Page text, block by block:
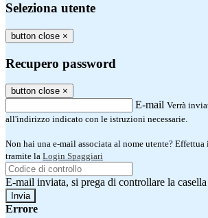
Seleziona utente
button close ×
Recupero password
button close ×
E-mail Verrà
all'indirizzo indicato con le istruzioni necessarie.
Non hai una e-mail associata al nome utente? Effettua
tramite la Login Spaggiari
E-mail inviata, si prega di controllare la
Errore